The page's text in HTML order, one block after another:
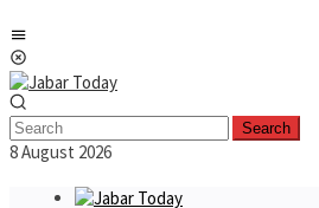
to
content
Search
8 August 2026